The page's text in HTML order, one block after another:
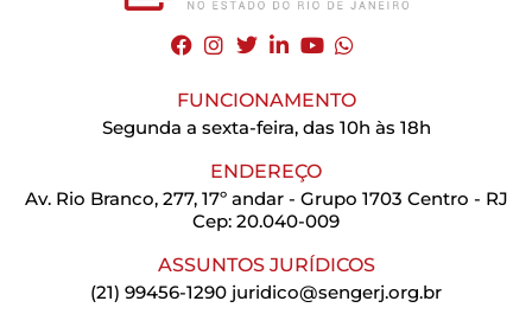
FUNCIONAMENTO
Segunda a sexta-feira, das 10h às 18h
ENDEREÇO
Av. Rio Branco, 277, 17º andar - Grupo 1703 Centro - RJ
Cep: 20.040-009
ASSUNTOS JURÍDICOS
(21) 99456-1290 juridico@sengerj.org.br